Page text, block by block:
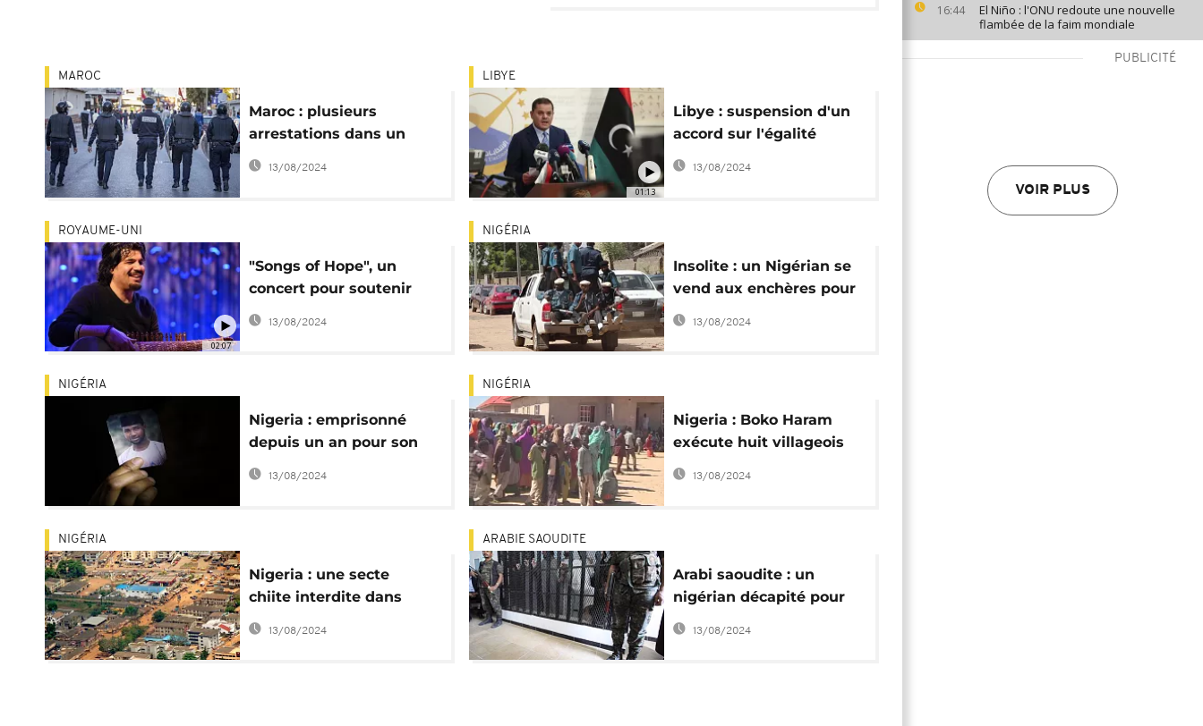
16:44
El Niño : l'ONU redoute une nouvelle
flambée de la faim mondiale
PUBLICITÉ
VOIR PLUS
MAROC
Maroc : plusieurs
arrestations dans un
café pour non-respect
du jeûne
13/08/2024
01:13
LIBYE
Libye : suspension d'un
accord sur l'égalité
homme-femme
13/08/2024
02:07
ROYAUME-UNI
"Songs of Hope", un
concert pour soutenir
les musiciens afghans
13/08/2024
NIGÉRIA
Insolite : un Nigérian se
vend aux enchères pour
échapper à la pauvreté
13/08/2024
NIGÉRIA
Nigeria : emprisonné
depuis un an pour son
combat pour l'athéisme
13/08/2024
NIGÉRIA
Nigeria : Boko Haram
exécute huit villageois
pour avoir défié la
"police de la charia"
13/08/2024
NIGÉRIA
Nigeria : une secte
chiite interdite dans
l'Etat de Kaduna
13/08/2024
ARABIE SAOUDITE
Arabi saoudite : un
nigérian décapité pour
meurtre
13/08/2024